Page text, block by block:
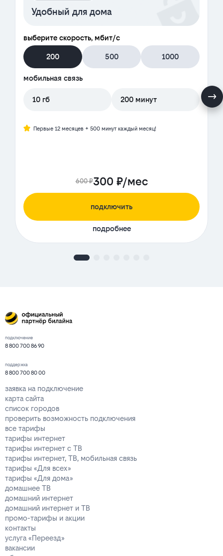
Удобный для дома
выберите скорость, мбит/с
200 500 1000
мобильная связь
10 гб 200 минут
Первые 12 месяцев + 500 минут каждый месяц!
600 ₽300 ₽/мес
подключить
подробнее
подключение
8 800 700 86 90
поддержка
8 800 700 80 00
заявка на подключение
карта сайта
список городов
проверить возможность подключения
все тарифы
тарифы интернет
тарифы интернет с ТВ
тарифы интернет, ТВ, мобильная связь
тарифы «Для всех»
тарифы «Для дома»
домашнее ТВ
домашний интернет
домашний интернет и ТВ
промо-тарифы и акции
контакты
услуга «Переезд»
вакансии